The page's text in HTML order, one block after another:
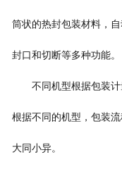
筒状的热封包装材料，
封口和切断等多种功能。
不同机型根据包装
根据不同的机型，包装
大同小异。